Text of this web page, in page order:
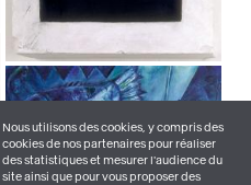
Nous utilisons des cookies, y compris des
cookies de nos partenaires pour réaliser
des statistiques et mesurer l'audience du
site ainsi que pour vous proposer des